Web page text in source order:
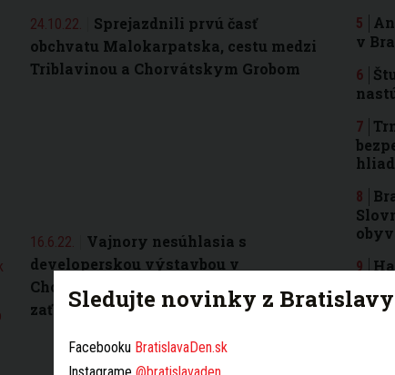
24.10.22.
Sprejazdnili prvú časť
obchvatu Malokarpatska, cestu medzi
Triblavinou a Chorvátskym Grobom
16.6.22.
Vajnory nesúhlasia s
developerskou výstavbou v
Chorvátskom Grobe, obávajú sa
zaťaženia dopravy
v
Sledujte novinky z
Facebooku BratislavaDen.sk